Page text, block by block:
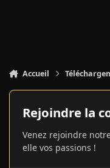
Accueil
Rejoindre la
Venez rejoindre
elle vos passions !